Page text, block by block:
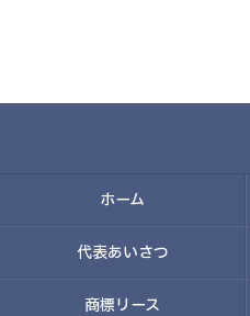
ホーム
代表あいさつ
商標リース